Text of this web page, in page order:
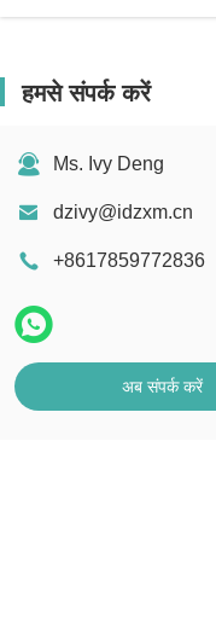
हमसे संपर्क करें
Ms. Ivy Deng
dzivy@idzxm.cn
+8617859772836
अब संपर्क करें